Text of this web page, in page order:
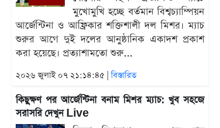
মুখোমুখি হচ্ছে বর্তমান বিশ্বচ্যাম্পিয়ন
আর্জেন্টিনা ও আফ্রিকার শক্তিশালী দল মিশর। ম্যাচ
শুরুর আগে দুই দলের আনুষ্ঠানিক একাদশ প্রকাশ
করা হয়েছে। প্রত্যাশামতো শুরু...
২০২৬ জুলাই ০৭ ২১:১৪:৪৫ |বিস্তারিত
কিছুক্ষণ পর আর্জেন্টিনা বনাম মিশর ম্যাচ: খুব সহজে
সরাসরি দেখুন Live